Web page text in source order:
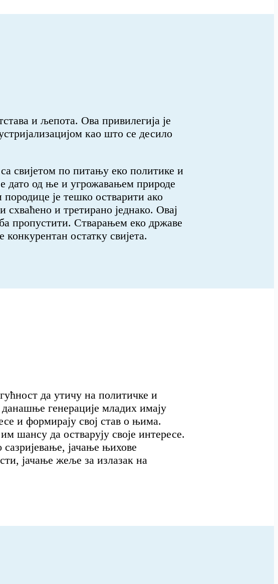
и љепота. Ова привилегија је
као што се десило
свијетом по питању еко политике и
дато од ње и угрожавањем природе
је тешко остварити ако
и третирано једнако. Овај
пропустити. Стварањем еко државе
остатку свијета.
да утичу на политичке и
генерације младих имају
и формирају свој став о њима.
шансу да остварују своје интересе.
јачање њихове
јачање жеље за излазак на